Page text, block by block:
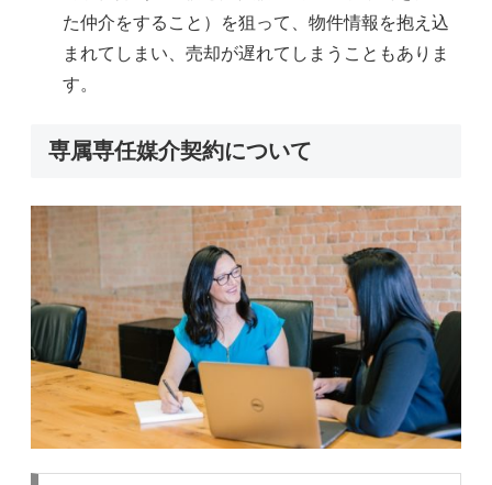
た仲介をすること）を狙って、物件情報を抱え込
まれてしまい、売却が遅れてしまうこともありま
す。
専属専任媒介契約について